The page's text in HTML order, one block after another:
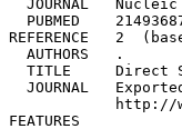
JOURNAL
PUBMED
REFERENCE   2
  AUTHORS   .
TITLE     Direct
JOURNAL
FEATURES